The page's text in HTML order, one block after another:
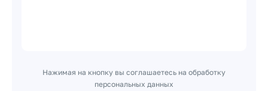
Нажимая на кнопку вы соглашаетесь на обработку
персональных данных